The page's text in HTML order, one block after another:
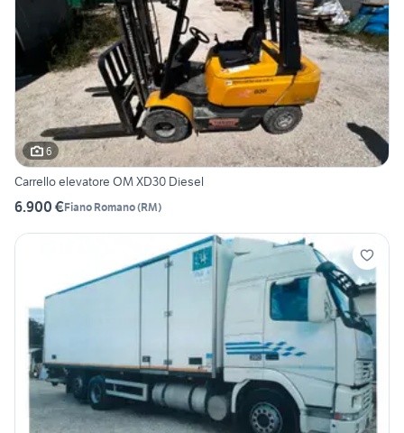
6
Carrello elevatore OM XD30 Diesel
6.900 €Fiano Romano(RM)